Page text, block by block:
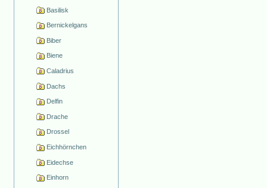
Basilisk
Bernickelgans
Biber
Biene
Caladrius
Dachs
Delfin
Drache
Drossel
Eichhörnchen
Eidechse
Einhorn